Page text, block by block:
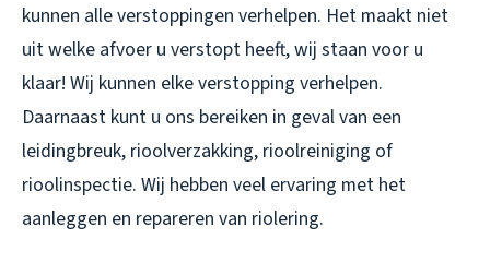
kunnen alle verstoppingen verhelpen. Het maakt niet
uit welke afvoer u verstopt heeft, wij staan voor u
klaar! Wij kunnen elke verstopping verhelpen.
Daarnaast kunt u ons bereiken in geval van een
leidingbreuk, rioolverzakking, rioolreiniging of
rioolinspectie. Wij hebben veel ervaring met het
aanleggen en repareren van riolering.